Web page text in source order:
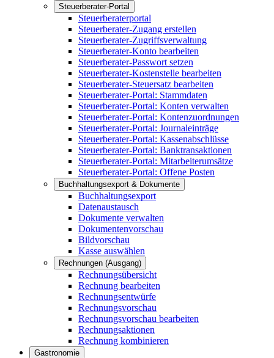
Steuerberater-Portal
Steuerberaterportal
Steuerberater-Zugang erstellen
Steuerberater-Zugriffsverwaltung
Steuerberater-Konto bearbeiten
Steuerberater-Passwort setzen
Steuerberater-Kostenstelle bearbeiten
Steuerberater-Steuersatz bearbeiten
Steuerberater-Portal: Stammdaten
Steuerberater-Portal: Konten verwalten
Steuerberater-Portal: Kontenzuordnungen
Steuerberater-Portal: Journaleinträge
Steuerberater-Portal: Kassenabschlüsse
Steuerberater-Portal: Banktransaktionen
Steuerberater-Portal: Mitarbeiterumsätze
Steuerberater-Portal: Offene Posten
Buchhaltungsexport & Dokumente
Buchhaltungsexport
Datenaustausch
Dokumente verwalten
Dokumentenvorschau
Bildvorschau
Kasse auswählen
Rechnungen (Ausgang)
Rechnungsübersicht
Rechnung bearbeiten
Rechnungsentwürfe
Rechnungsvorschau
Rechnungsvorschau bearbeiten
Rechnungsaktionen
Rechnung kombinieren
Gastronomie